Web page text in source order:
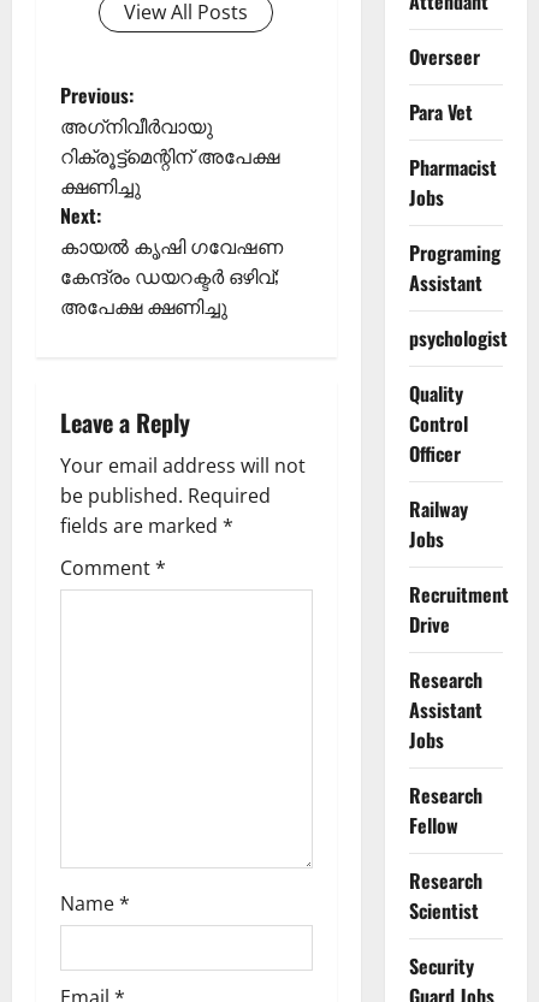
View All Posts
P
o
s
t
n
v
i
g
a
t
Previous:
അഗ്‌നിവീര്‍വായു
റിക്രൂട്ട്‌മെന്റിന് അപേക്ഷ
ക്ഷണിച്ചു
Next:
കായൽ കൃഷി ഗവേഷണ
കേന്ദ്രം ഡയറക്ടർ ഒഴിവ്‌;
അപേക്ഷ ക്ഷണിച്ചു
Leave a Reply
Your email address will not
be published. Required
fields are marked *
Comment*
Name*
Overseer
Para Vet
Pharmacist
Jobs
Programing
Assistant
psychologist
Quality
Control
Officer
Railway
Jobs
Recruitment
Drive
Research
Assistant
Jobs
Research
Fellow
Research
Scientist
Security